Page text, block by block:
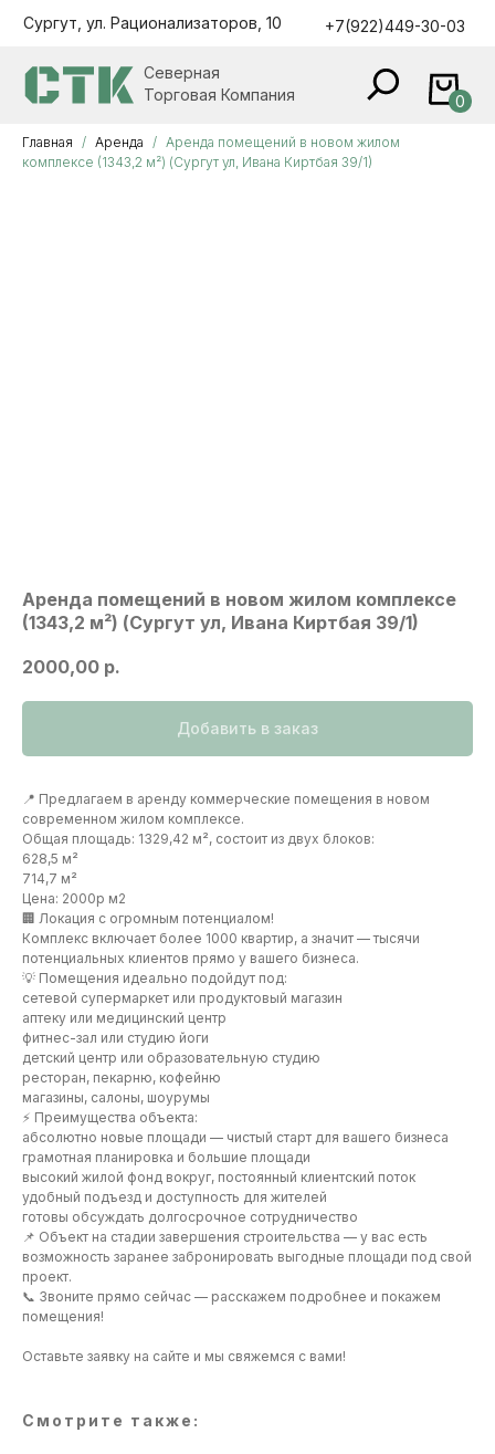
+7(922)449-30-03
Торговая Компания
Сургут, ул. Рационализаторов, 10
Главная Аренда
Аренда помещений в новом жилом
комплексе (1343,2 м²) (Сургут ул, Ивана Киртбая 39/1)
Аренда помещений в новом жилом комплексе
(1343,2 м²) (Сургут ул, Ивана Киртбая 39/1)
2000,00 р.
Добавить в заказ
📍 Предлагаем в аренду коммерческие помещения в новом
современном жилом комплексе.
Общая площадь: 1329,42 м², состоит из двух блоков:
628,5 м²
714,7 м²
Цена: 2000р м2
🏢 Локация с огромным потенциалом!
Комплекс включает более 1000 квартир, а значит — тысячи
потенциальных клиентов прямо у вашего бизнеса.
💡 Помещения идеально подойдут под:
сетевой супермаркет или продуктовый магазин
аптеку или медицинский центр
фитнес-зал или студию йоги
детский центр или образовательную студию
ресторан, пекарню, кофейню
магазины, салоны, шоурумы
⚡️ Преимущества объекта:
абсолютно новые площади — чистый старт для вашего бизнеса
грамотная планировка и большие площади
высокий жилой фонд вокруг, постоянный клиентский поток
удобный подъезд и доступность для жителей
готовы обсуждать долгосрочное сотрудничество
📌 Объект на стадии завершения строительства — у вас есть
возможность заранее забронировать выгодные площади под свой
проект.
📞 Звоните прямо сейчас — расскажем подробнее и покажем
помещения!
Оставьте заявку на сайте и мы свяжемся с вами!
Смотрите также:
Частые вопросы